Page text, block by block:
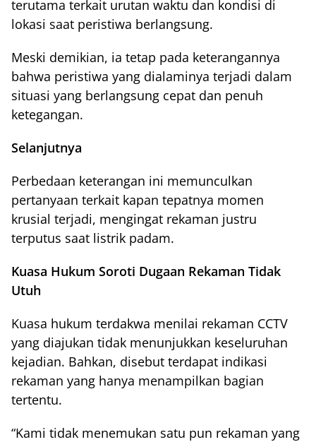
terutama terkait urutan waktu dan kondisi di
lokasi saat peristiwa berlangsung.
Meski demikian, ia tetap pada keterangannya
bahwa peristiwa yang dialaminya terjadi dalam
situasi yang berlangsung cepat dan penuh
ketegangan.
Selanjutnya
Perbedaan keterangan ini memunculkan
pertanyaan terkait kapan tepatnya momen
krusial terjadi, mengingat rekaman justru
terputus saat listrik padam.
Kuasa Hukum Soroti Dugaan Rekaman Tidak
Utuh
Kuasa hukum terdakwa menilai rekaman CCTV
yang diajukan tidak menunjukkan keseluruhan
kejadian. Bahkan, disebut terdapat indikasi
rekaman yang hanya menampilkan bagian
tertentu.
“Kami tidak menemukan satu pun rekaman yang